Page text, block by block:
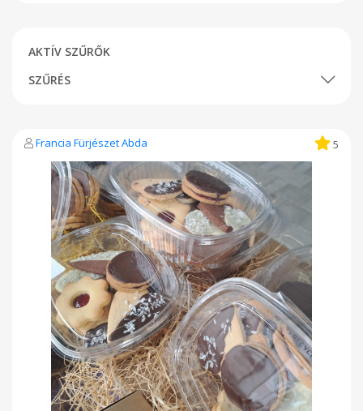
AKTÍV SZŰRŐK
SZŰRÉS
Francia Fürjészet Abda 5